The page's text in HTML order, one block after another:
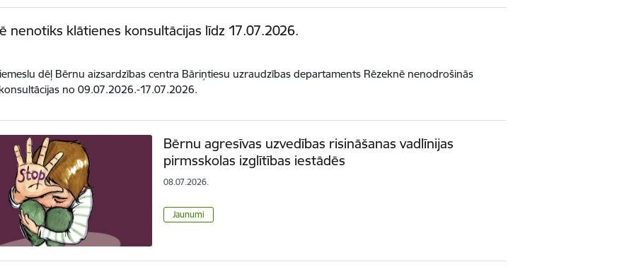
nenotiks klātienes konsultācijas līdz 17.07.2026.
dēļ Bērnu aizsardzības centra Bāriņtiesu uzraudzības departaments Rēzeknē nenodrošinās
no 09.07.2026.-17.07.2026.
Bērnu agresīvas uzvedības risināšanas vadlīnijas
pirmsskolas izglītības iestādēs
08.07.2026.
Jaunumi